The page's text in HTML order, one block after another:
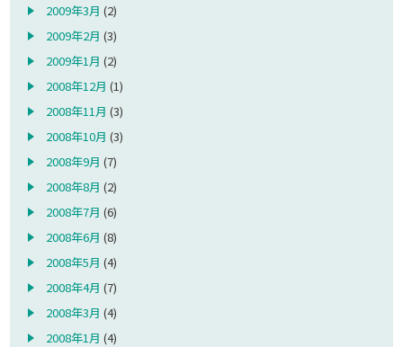
2009年3月 (2)
2009年2月 (3)
2009年1月 (2)
2008年12月 (1)
2008年11月 (3)
2008年10月 (3)
2008年9月 (7)
2008年8月 (2)
2008年7月 (6)
2008年6月 (8)
2008年5月 (4)
2008年4月 (7)
2008年3月 (4)
2008年1月 (4)